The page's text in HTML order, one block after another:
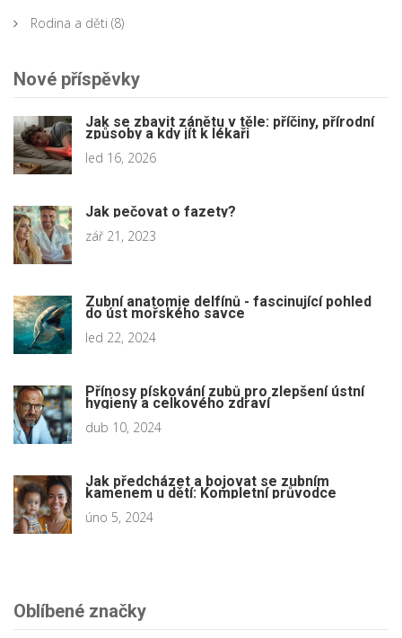
Rodina a děti (8)
Nové příspěvky
Jak se zbavit zánětu v těle: příčiny, přírodní
způsoby a kdy jít k lékaři
led 16, 2026
Jak pečovat o fazety?
zář 21, 2023
Zubní anatomie delfínů - fascinující pohled
do úst mořského savce
led 22, 2024
Přínosy pískování zubů pro zlepšení ústní
hygieny a celkového zdraví
dub 10, 2024
Jak předcházet a bojovat se zubním
kamenem u dětí: Kompletní průvodce
úno 5, 2024
Oblíbené značky